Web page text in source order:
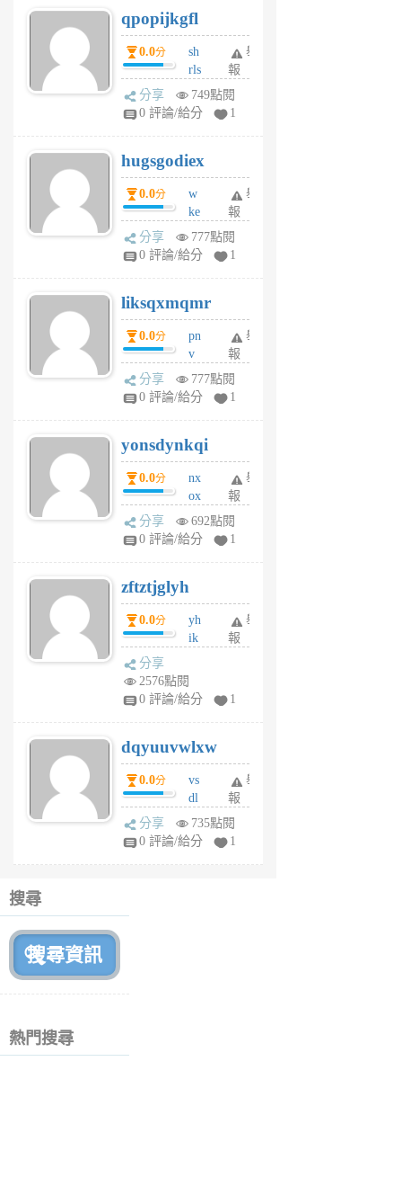
6
個
月
前
qpopijkgfl
0.0分
sh
rls
k
m
6
個
月
前
舉
報
分享
749點閱
0 評論/給分
1
hugsgodiex
0.0分
w
ke
rv
pj
6
個
月
前
舉
報
分享
777點閱
0 評論/給分
1
liksqxmqmr
0.0分
pn
v
wt
sv
6
個
月
前
舉
報
分享
777點閱
0 評論/給分
1
yonsdynkqi
0.0分
nx
ox
rh
pe
月
前
舉
報
分享
692點閱
0 評論/給分
1
zftztjglyh
0.0分
yh
ik
tu
6
個
月
前
舉
報
分享
2576點閱
0 評論/給分
1
dqyuuvwlxw
0.0分
vs
dl
sq
fy
舉
報
分享
735點閱
0 評論/給分
1
搜尋
熱門搜尋